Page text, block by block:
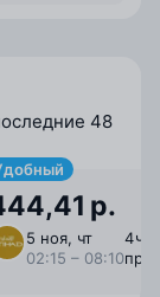
48
р.
5 ноя, чт
02:15 – 08:10
4 ⁠ч